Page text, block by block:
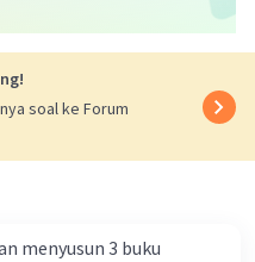
soal ke Forum
menyusun 3 buku